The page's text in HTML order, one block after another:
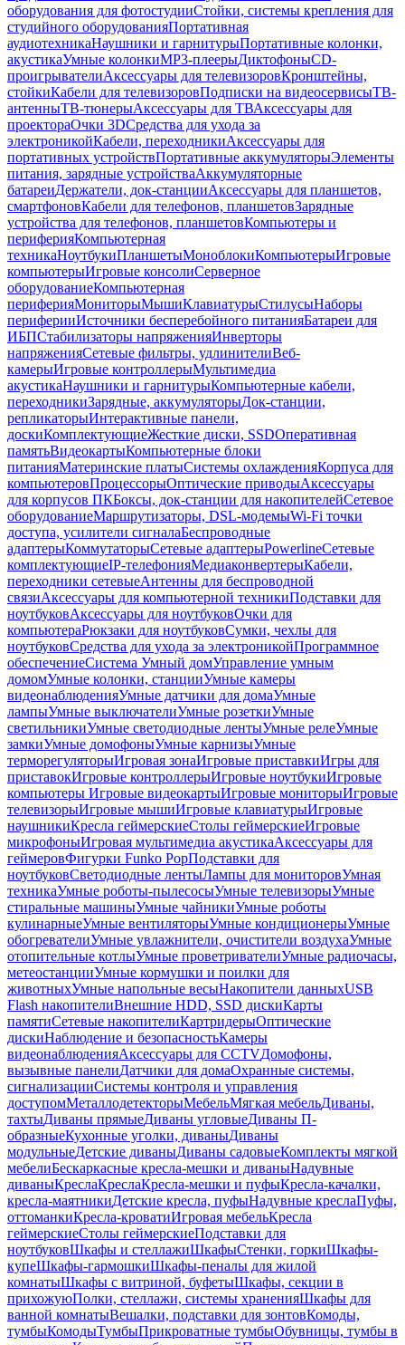
оборудования для фотостудииСтойки, системы крепления для
студийного оборудованияПортативная
аудиотехникаНаушники и гарнитурыПортативные колонки,
акустикаУмные колонкиMP3-плеерыДиктофоныCD-
проигрывателиАксессуары для телевизоровКронштейны,
стойкиКабели для телевизоровПодписки на видеосервисыТВ-
антенныТВ-тюнерыАксессуары для ТВАксессуары для
проектораОчки 3DСредства для ухода за
электроникойКабели, переходникиАксессуары для
портативных устройствПортативные аккумуляторыЭлементы
питания, зарядные устройстваАккумуляторные
батареиДержатели, док-станцииАксессуары для планшетов,
смартфоновКабели для телефонов, планшетовЗарядные
устройства для телефонов, планшетовКомпьютеры и
периферияКомпьютерная
техникаНоутбукиПланшетыМоноблокиКомпьютерыИгровые
компьютерыИгровые консолиСерверное
оборудованиеКомпьютерная
периферияМониторыМышиКлавиатурыСтилусыНаборы
периферииИсточники бесперебойного питанияБатареи для
ИБПСтабилизаторы напряженияИнверторы
напряженияСетевые фильтры, удлинителиВеб-
камерыИгровые контроллерыМультимедиа
акустикаНаушники и гарнитурыКомпьютерные кабели,
переходникиЗарядные, аккумуляторыДок-станции,
репликаторыИнтерактивные панели,
доскиКомплектующиеЖесткие диски, SSDОперативная
памятьВидеокартыКомпьютерные блоки
питанияМатеринские платыСистемы охлажденияКорпуса для
компьютеровПроцессорыОптические приводыАксессуары
для корпусов ПКБоксы, док-станции для накопителейСетевое
оборудованиеМаршрутизаторы, DSL-модемыWi-Fi точки
доступа, усилители сигналаБеспроводные
адаптерыКоммутаторыСетевые адаптерыPowerlineСетевые
комплектующиеIP-телефонияМедиаконвертерыКабели,
переходники сетевыеАнтенны для беспроводной
связиАксессуары для компьютерной техникиПодставки для
ноутбуковАксессуары для ноутбуковОчки для
компьютераРюкзаки для ноутбуковСумки, чехлы для
ноутбуковСредства для ухода за электроникойПрограммное
обеспечениеСистема Умный домУправление умным
домомУмные колонки, станцииУмные камеры
видеонаблюденияУмные датчики для домаУмные
лампыУмные выключателиУмные розеткиУмные
светильникиУмные светодиодные лентыУмные релеУмные
замкиУмные домофоныУмные карнизыУмные
терморегуляторыИгровая зонаИгровые приставкиИгры для
приставокИгровые контроллерыИгровые ноутбукиИгровые
компьютеры Игровые видеокартыИгровые мониторыИгровые
телевизорыИгровые мышиИгровые клавиатурыИгровые
наушникиКресла геймерскиеСтолы геймерскиеИгровые
микрофоныИгровая мультимедиа акустикаАксессуары для
геймеровФигурки Funko PopПодставки для
ноутбуковСветодиодные лентыЛампы для мониторовУмная
техникаУмные роботы-пылесосыУмные телевизорыУмные
стиральные машиныУмные чайникиУмные роботы
кулинарныеУмные вентиляторыУмные кондиционерыУмные
обогревателиУмные увлажнители, очистители воздухаУмные
отопительные котлыУмные проветривателиУмные радиочасы,
метеостанцииУмные кормушки и поилки для
животныхУмные напольные весыНакопители данныхUSB
Flash накопителиВнешние HDD, SSD дискиКарты
памятиСетевые накопителиКартридерыОптические
дискиНаблюдение и безопасностьКамеры
видеонаблюденияАксессуары для CCTVДомофоны,
вызывные панелиДатчики для домаОхранные системы,
сигнализацииСистемы контроля и управления
доступомМеталлодетекторыМебельМягкая мебельДиваны,
тахтыДиваны прямыеДиваны угловыеДиваны П-
образныеКухонные уголки, диваныДиваны
модульныеДетские диваныДиваны садовыеКомплекты мягкой
мебелиБескаркасные кресла-мешки и диваныНадувные
диваныКреслаКреслаКресла-мешки и пуфыКресла-качалки,
кресла-маятникиДетские кресла, пуфыНадувные креслаПуфы,
оттоманкиКресла-кроватиИгровая мебельКресла
геймерскиеСтолы геймерскиеПодставки для
ноутбуковШкафы и стеллажиШкафыСтенки, горкиШкафы-
купеШкафы-гармошкиШкафы-пеналы для жилой
комнатыШкафы с витриной, буфетыШкафы, секции в
прихожуюПолки, стеллажи, системы храненияШкафы для
ванной комнатыВешалки, подставки для зонтовКомоды,
тумбыКомодыТумбыПрикроватные тумбыОбувницы, тумбы в